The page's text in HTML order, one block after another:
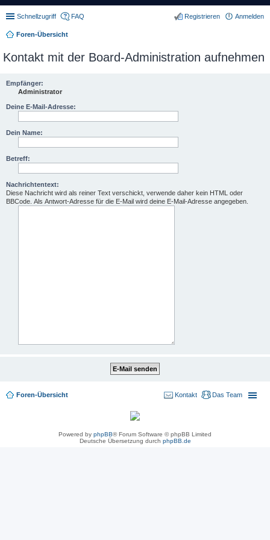
Schnellzugriff FAQ Anmelden
Registrieren
Foren-Übersicht
Kontakt mit der Board-Administration aufnehmen
Empfänger:
Administrator
Deine E-Mail-Adresse:
Dein Name:
Betreff:
Nachrichtentext:
Diese Nachricht wird als reiner Text verschickt, verwende daher kein HTML oder
BBCode. Als Antwort-Adresse für die E-Mail wird deine E-Mail-Adresse angegeben.
Foren-Übersicht Das Team
Kontakt
Powered by phpBB® Forum Software © phpBB Limited
Deutsche Übersetzung durch phpBB.de